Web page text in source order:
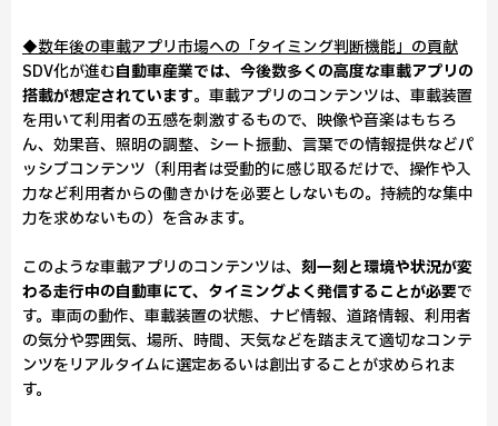
◆数年後の車載アプリ市場への「タイミング判断機能」の貢献
SDV化が進む自動車産業では、今後数多くの高度な車載アプリの
搭載が想定されています。車載アプリのコンテンツは、車載装置
を用いて利用者の五感を刺激するもので、映像や音楽はもちろ
ん、効果音、照明の調整、シート振動、言葉での情報提供などパ
ッシブコンテンツ（利用者は受動的に感じ取るだけで、操作や入
力など利用者からの働きかけを必要としないもの。持続的な集中
力を求めないもの）を含みます。
このような車載アプリのコンテンツは、 刻一刻と環境や状況が変
わる走行中の自動車にて、タイミングよく発信することが必要で
す。車両の動作、車載装置の状態、ナビ情報、道路情報、利用者
の気分や雰囲気、場所、時間、天気などを踏まえて適切なコンテ
ンツをリアルタイムに選定あるいは創出することが求められま
す。